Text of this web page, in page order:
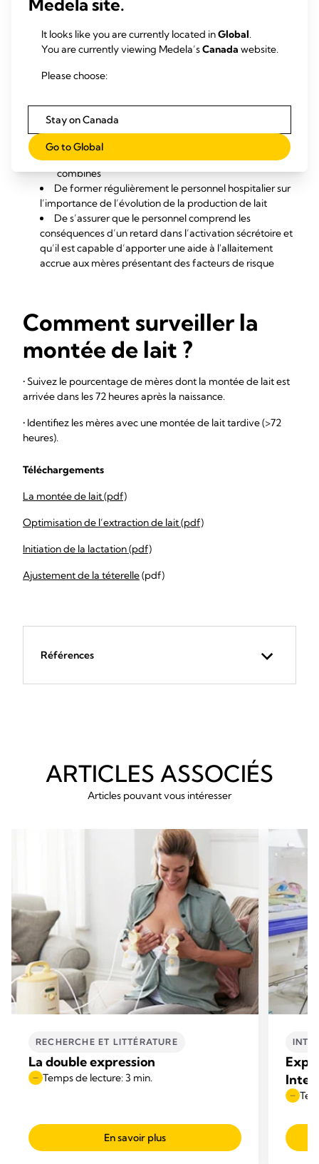
suivent l’accouchement
exprimer le lait 8 fois ou plus par 24 heures
stimuler et exprimer le lait avec le programme
INITIATE pour tire-lait6,22,23
De fournir aux mères un journal d’expression pour
les expressions et les quantités quotidiennes de
lait
le début de l’activation sécrétoire – indiqué par 3
expressions consécutives > 20 ml des deux seins
combinés
De former régulièrement le personnel hospitalier sur
l’importance de l’évolution de la production de lait
De s’assurer que le personnel comprend les
conséquences d’un retard dans l’activation sécrétoire et
qu’il est capable d’apporter une aide à l'allaitement
accrue aux mères présentant des facteurs de risque
Comment surveiller la
montée de lait ?
• Suivez le pourcentage de mères dont la montée de lait est
arrivée dans les 72 heures après la naissance.
• Identifiez les mères avec une montée de lait tardive (>72
heures).
Téléchargements
La montée de lait (pdf)
Optimisation de l’extraction de lait (pdf)
Initiation de la lactation (pdf)
Ajustement de la téterelle(pdf)
Références
ARTICLES ASSOCIÉS
Articles pouvant vous intéresser
RECHERCHE ET LITTÉRATURE
La double expression
Temps de lecture: 3 min.
En savoir plus
Medela site.
It looks like you are currently located inGlobal.
You are currently viewing Medela’sCanada website.
Please choose:
Stay on Canada
Go to Global